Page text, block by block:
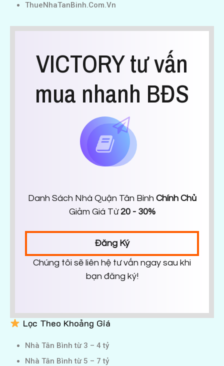
ThueNhaTanBinh.Com.Vn
VICTORY tư vấn
mua nhanh BĐS
Danh Sách Nhà Quận Tân Bình Chính Chủ
Giảm Giá Từ 20 - 30%
Đăng Ký
Chúng tôi sẽ liên hệ tư vấn ngay sau khi
bạn đăng ký!
Lọc Theo Khoảng Giá
Nhà Tân Bình từ 3 – 4 tỷ
Nhà Tân Bình từ 5 – 7 tỷ